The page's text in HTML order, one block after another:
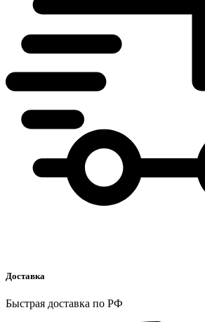
Доставка
Быстрая доставка по РФ